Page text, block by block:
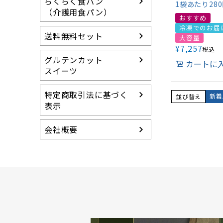
（介護用食パン）
送料無料セット
グルテンカット
スイーツ
特定商取引法に基づく
表示
会社概要
1袋あたり
おすすめ
冷凍でのお届
大容量
¥7,257税込
カートに
並び替え 新